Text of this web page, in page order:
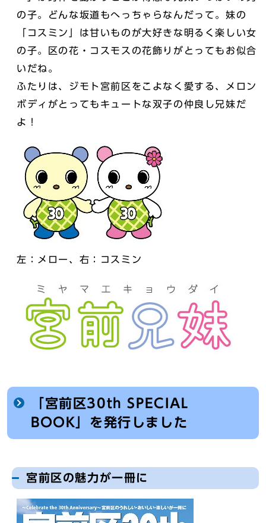
の子。どんな坂道もへっちゃらなんだって。妹の
「コスミン」は甘いものが大好きな明るく楽しい女
の子。区の花・コスモスの花飾りがとってもお似合
いだね。
ふたりは、ジモト宮前区をこよなく愛する、メロン
ボディがとってもキュートな双子の仲良し兄妹だ
よ！
左：メロー、右：コスミン
「宮前区30th SPECIAL
BOOK」を発行しました
宮前区の魅力が一冊に